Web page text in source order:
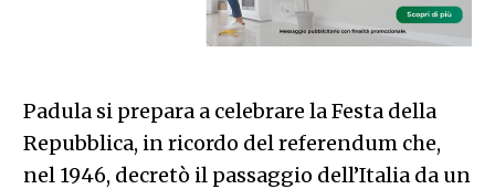
Padula si prepara a celebrare la Festa della
Repubblica, in ricordo del referendum che,
nel 1946, decretò il passaggio dell’Italia da un